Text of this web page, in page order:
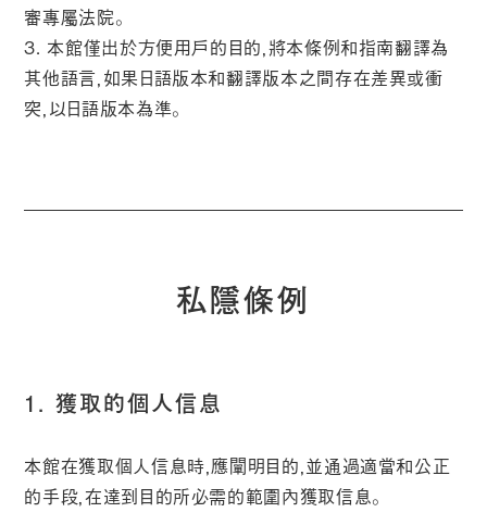
審專屬法院。
3. 本館僅出於方便用戶的目的，將本條例和指南翻譯為
其他語言，如果日語版本和翻譯版本之間存在差異或衝
突，以日語版本為準。
私隱條例
1. 獲取的個人信息
本館在獲取個人信息時，應闡明目的，並通過適當和公正
的手段，在達到目的所必需的範圍內獲取信息。